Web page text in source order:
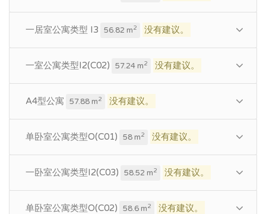
一居室公寓类型 I3 56.82 m2 没有建议。
一室公寓类型I2(C02) 57.24 m2 没有建议。
A4型公寓 57.88 m2 没有建议。
单卧室公寓类型O(C01) 58 m2 没有建议。
一卧室公寓类型I2(C03) 58.52 m2 没有建议。
单卧室公寓类型O(C02) 58.6 m2 没有建议。